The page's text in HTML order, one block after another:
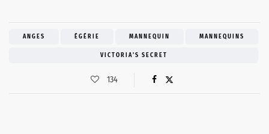
ANGES ÉGÉRIE MANNEQUIN MANNEQUINS
VICTORIA'S SECRET
134